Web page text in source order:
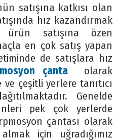
satışına katkısı olan
hız kazandırmak
ürün satışına özen
en çok satış yapan
de satışlara hız
çanta
olarak
çeşitli yerlere tanıtıcı
Genelde
pek çok yerlerde
çantası olarak
için uğradığımız